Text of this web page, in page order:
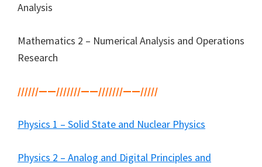
Analysis
Mathematics 2 – Numerical Analysis and Operations
Research
//////——///////——///////——/////
Physics 1 – Solid State and Nuclear Physics
Physics 2 – Analog and Digital Principles and